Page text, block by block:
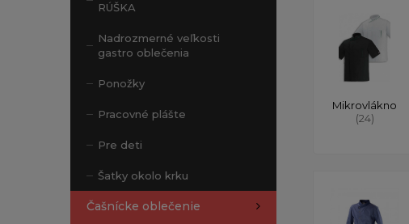
RÚŠKA
Nadrozmerné veľkosti
gastro oblečenia
Ponožky
Pracovné plášte
Pre deti
Šatky okolo krku
Čašnícke oblečenie
Mikrovlákno
(24)